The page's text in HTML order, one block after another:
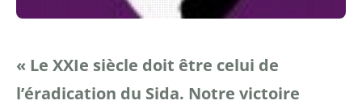
« Le XXIe siècle doit être celui de
l’éradication du Sida. Notre victoire